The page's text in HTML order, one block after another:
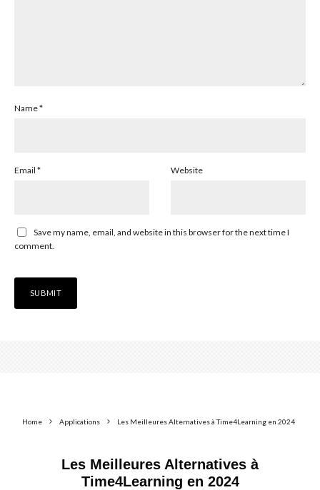
Name*
Email * Website
Save my name, email, and website in this browser for the next time I
comment.
Home Applications Les Meilleures Alternatives à Time4Learning en 2024
Les Meilleures Alternatives à
Time4Learning en 2024